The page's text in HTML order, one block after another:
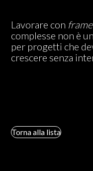
Lavorare con
complesse non è
per progetti che
crescere senza
Torna alla lista